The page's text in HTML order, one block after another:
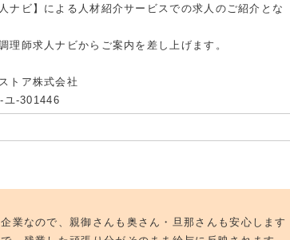
ナビ】による人材紹介サービスでの求人のご紹介とな
理師求人ナビからご案内を差し上げます。
トア株式会社
ユ-301446
業なので、親御さんも奥さん・旦那さんも安心します